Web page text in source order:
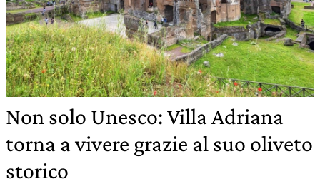
Non solo Unesco: Villa Adriana
torna a vivere grazie al suo oliveto
storico